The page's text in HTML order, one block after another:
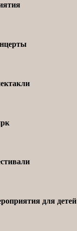
для детей